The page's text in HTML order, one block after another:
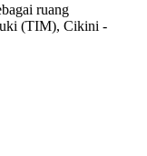
ruang
(TIM), Cikini -